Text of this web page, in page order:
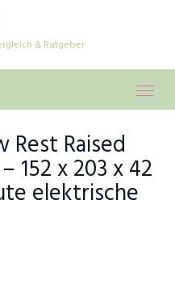
& Ratgeber
Rest Raised
152 x 203 x 42
elektrische